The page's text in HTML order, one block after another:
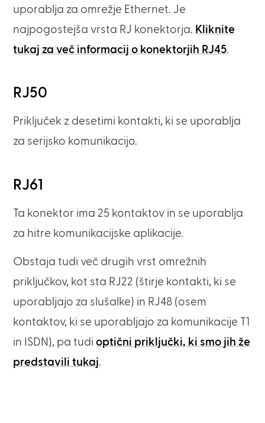
uporablja za omrežje Ethernet. Je
najpogostejša vrsta RJ konektorja. Kliknite
tukaj za več informacij o konektorjih RJ45.
RJ50
Priključek z desetimi kontakti, ki se uporablja
za serijsko komunikacijo.
RJ61
Ta konektor ima 25 kontaktov in se uporablja
za hitre komunikacijske aplikacije.
Obstaja tudi več drugih vrst omrežnih
priključkov, kot sta RJ22 (štirje kontakti, ki se
uporabljajo za slušalke) in RJ48 (osem
kontaktov, ki se uporabljajo za komunikacije T1
in ISDN), pa tudioptični priključki, ki smo jih že
predstavili tukaj.